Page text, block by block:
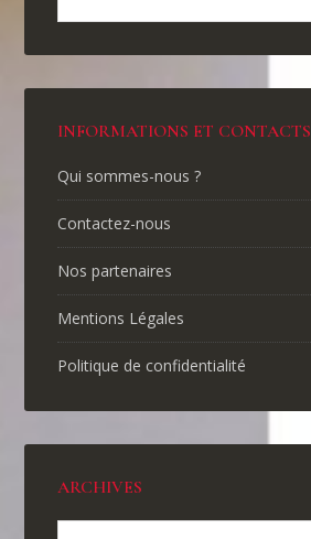
INFORMATIONS ET CONTACTS
Qui sommes-nous ?
Contactez-nous
Nos partenaires
Mentions Légales
Politique de confidentialité
ARCHIVES